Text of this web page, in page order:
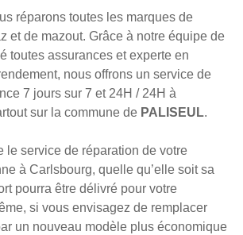
réparons toutes les marques de
et de mazout. Grâce à notre équipe de
toutes assurances et experte en
nous offrons un service de
7 jours sur 7 et 24H / 24H à
sur la commune de PALISEUL.
le service de réparation de votre
à Carlsbourg, quelle qu’elle soit sa
pourra être délivré pour votre
si vous envisagez de remplacer
un nouveau modèle plus économique